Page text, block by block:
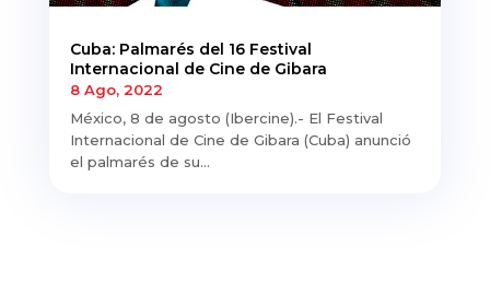
Cuba: Palmarés del 16 Festival
Internacional de Cine de Gibara
8 Ago, 2022
México, 8 de agosto (Ibercine).- El Festival
Internacional de Cine de Gibara (Cuba) anunció
el palmarés de su...